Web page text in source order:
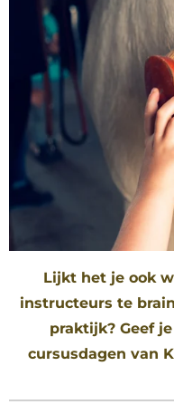
Lijkt het je ook
instructeurs te
praktijk? Geef
cursusdagen van